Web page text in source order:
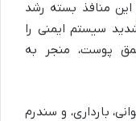
منافذ بسته رشد
سیستم ایمنی را
پوست، منجر به
بارداری، و سندرم